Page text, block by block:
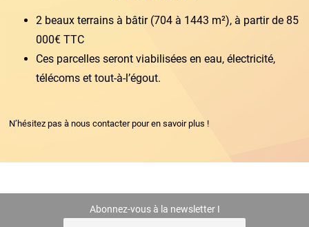
2 beaux terrains à bâtir (704 à 1443 m²), à partir de 85
000€ TTC
Ces parcelles seront viabilisées en eau, électricité,
télécoms et tout-à-l’égout.
N’hésitez pas à nous contacter pour en savoir plus !
Abonnez-vous à la newsletter I